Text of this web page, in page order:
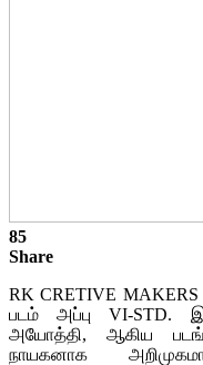
85
Share
RK CRETIVE MAKERS
படம் அப்பு VI-STD.
அயோத்தி, ஆகிய
நாயகனாக